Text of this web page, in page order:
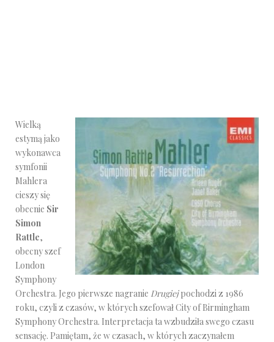
Wielką
estymą jako
wykonawca
symfonii
Mahlera
cieszy się
obecnie Sir
Simon
Rattle,
obecny szef
London
Symphony
Orchestra. Jego pierwsze nagranie Drugiejpochodzi z 1986
roku, czyli z czasów, w których szefował City of Birmingham
Symphony Orchestra. Interpretacja ta wzbudziła swego czasu
sensację. Pamiętam, że w czasach, w których zaczynałem